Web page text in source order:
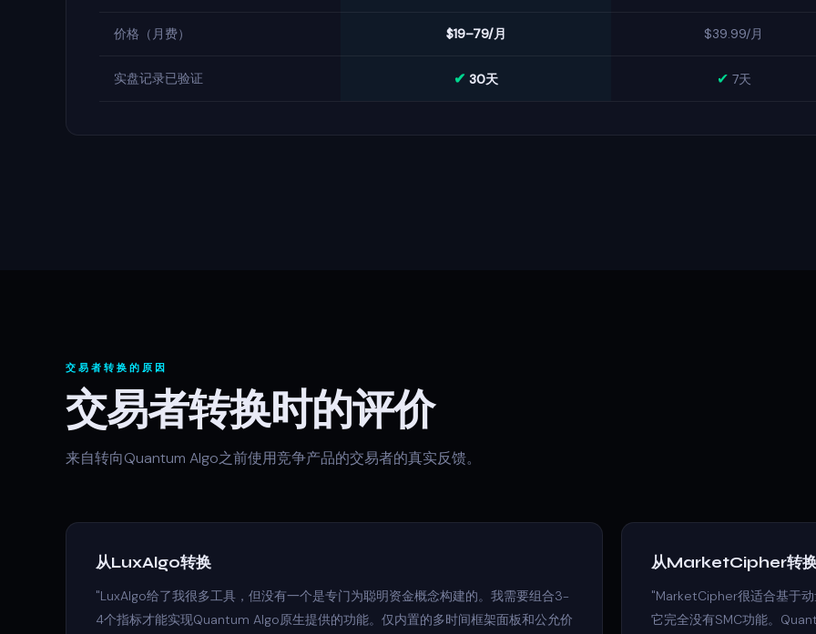
价格（月费） $19–79/月 $39.99/月
实盘记录已验证 ✔ 30天 ✔ 7天
交易者转换的原因
交易者转换时的评价
来自转向Quantum Algo之前使用竞争产品的交易者的真实反馈。
从LuxAlgo转换
"LuxAlgo给了我很多工具，但没有一个是专门为聪明资金概念构建的。我需要组合3-
4个指标才能实现Quantum Algo原生提供的功能。仅内置的多时间框架面板和公允价
从MarketCipher转
"MarketCipher很适合基于
它完全没有SMC功能。